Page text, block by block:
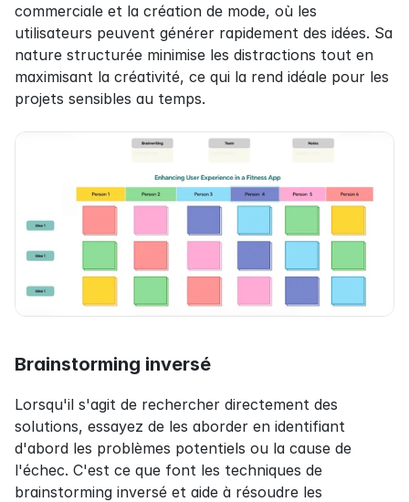
commerciale et la création de mode, où les
utilisateurs peuvent générer rapidement des idées. Sa
nature structurée minimise les distractions tout en
maximisant la créativité, ce qui la rend idéale pour les
projets sensibles au temps.
Brainstorming inversé
Lorsqu'il s'agit de rechercher directement des
solutions, essayez de les aborder en identifiant
d'abord les problèmes potentiels ou la cause de
l'échec. C'est ce que font les techniques de
brainstorming inversé et aide à résoudre les